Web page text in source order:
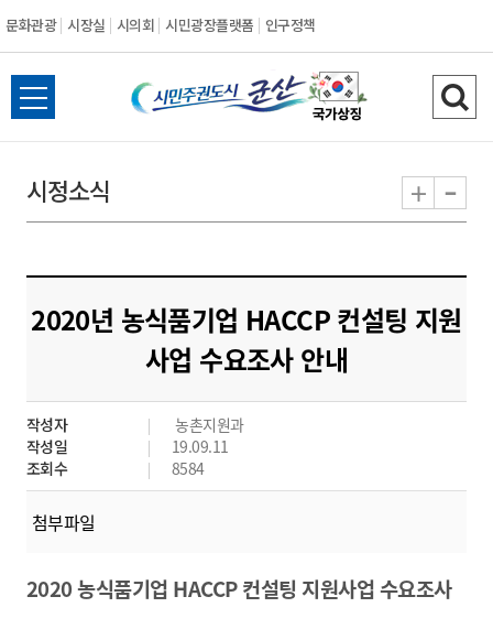
문화관광 시장실 시의회 시민광장플랫폼 인구정책
시
민
도
시
군
산
전
체
뉴
열
검
색
기
시정소식 + -
2020년 농식품기업 HACCP 컨설팅 지원
사업 수요조사 안내
작성자
농촌지원과
작성일
19.09.11
조회수
8584
첨부파일
2020 농식품기업 HACCP 컨설팅 지원사업 수요조사